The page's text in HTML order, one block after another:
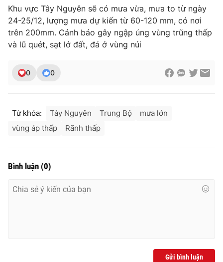
THỜI BÁO VTV
Cơ quan chủ quản:Đài Truyền hình Việt Nam
cấp ngày 29/12/2023
Phó Tổng Biên tập:Nguyễn Thị Mỹ Hạnh, Phạm Quốc Thắng,
Khu vực Tây Nguyên sẽ có mưa vừa, mưa to từ ngày
24-25/12, lượng mưa dự kiến từ 60-120 mm, có nơi
trên 200mm. Cảnh báo gây ngập úng vùng trũng thấp
và lũ quét, sạt lở đất, đá ở vùng núi
0 0
Từ khóa: Tây Nguyên Trung Bộ
mưa lớn
vùng áp thấp
Rãnh thấp
Bình luận (0)
Gửi bình luận